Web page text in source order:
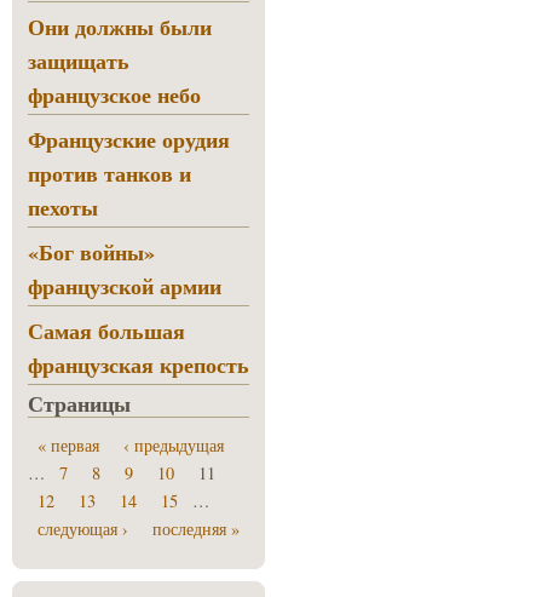
Они должны были
защищать
французское небо
Французские орудия
против танков и
пехоты
«Бог войны»
французской армии
Самая большая
французская крепость
Страницы
« первая
‹ предыдущая
…
7 8 9 10
11
12
13 14 15
…
следующая ›
последняя »